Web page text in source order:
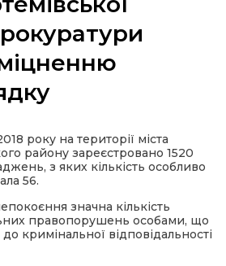
року на території міста
району зареєстровано 1520
з яких кількість особливо
56.
значна кількість
правопорушень особами, що
кримінальної відповідальності